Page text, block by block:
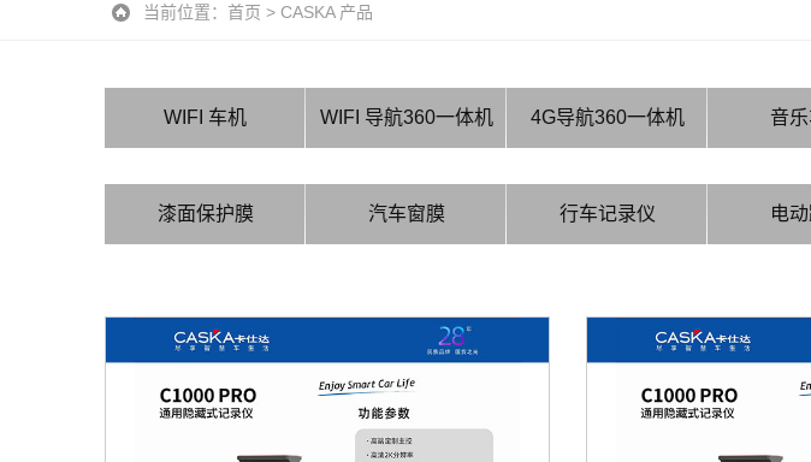
当前位置： 首页 > CASKA 产品
WIFI 车机 WIFI 导航360一体机 4G导航360一体机 音
漆面保护膜 汽车窗膜 行车记录仪 电